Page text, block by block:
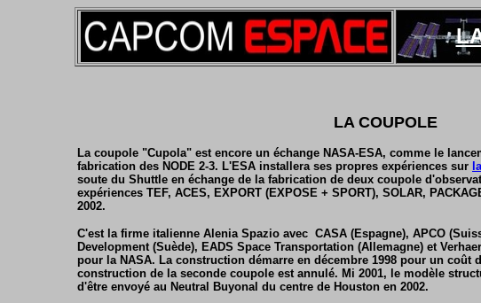
LA COUPOLE
La coupole "Cupola" est encore un échange NASA-ESA, comme le
fabrication des NODE 2-3. L'ESA installera ses propres expériences sur
soute du Shuttle en échange de la fabrication de deux coupole
expériences TEF, ACES, EXPORT (EXPOSE + SPORT), SOLAR,
2002.
C'est la firme italienne Alenia Spazio avec CASA (Espagne), APCO
Development (Suède), EADS Space Transportation (Allemagne) et
pour la NASA. La construction démarre en décembre 1998 pour un coût
construction de la seconde coupole est annulé. Mi 2001, le modèle
d'être envoyé au Neutral Buyonal du centre de Houston en 2002.